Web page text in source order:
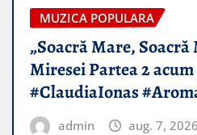
MUZICA POPULARA
„Soacră Mare,
Miresei Partea 2 acum
#ClaudiaIonas
admin aug. 7, 2026